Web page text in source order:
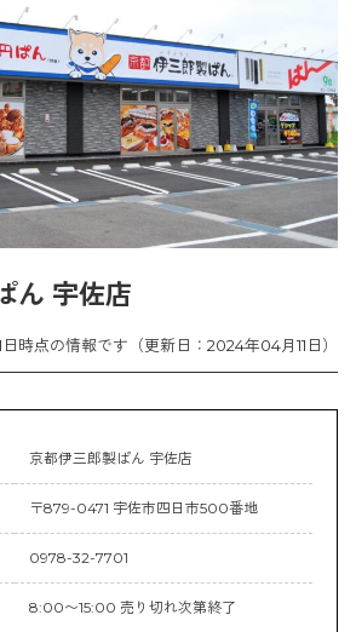
ん 宇佐店
時点の情報です（更新日：2024年04月11日）
京都伊三郎製ぱん 宇佐店
〒879-0471 宇佐市四日市500番地
0978-32-7701
8:00〜15:00 売り切れ次第終了